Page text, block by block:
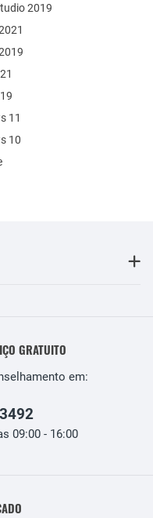
2019
11
10
GRATUITO
em:
09:00 - 16:00